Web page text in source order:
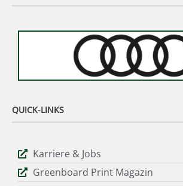
QUICK-LINKS
Karriere & Jobs
Greenboard Print Magazin